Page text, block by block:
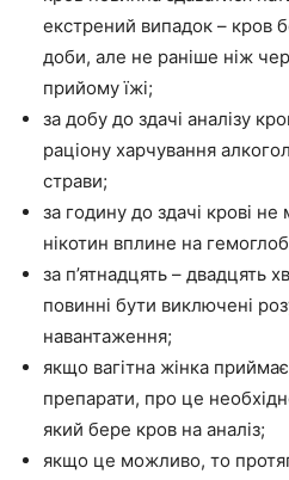
екстрений випадок – кров
доби, але не раніше ніж
прийому їжі;
за добу до здачі аналізу
раціону харчування
страви;
за годину до здачі крові
нікотин вплине на
за п’ятнадцять – двадцять
повинні бути виключені
навантаження;
якщо вагітна жінка приймає
препарати, про це
який бере кров на аналіз;
якщо це можливо, то